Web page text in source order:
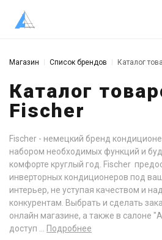
Магазин Список брендов Каталог
Каталог
Fischer
Fischer - немецкий бренд
набором необходимых функций и
комфорте круглый год. Fischer
инверторных кондиционеров под
интерьер, не уступая качеством и
конкурентам. Выбрать и сделать
онлайн магазине, а также в салоне
доступ ...
Подробнее